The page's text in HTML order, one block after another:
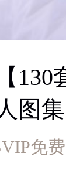
130
图
免费